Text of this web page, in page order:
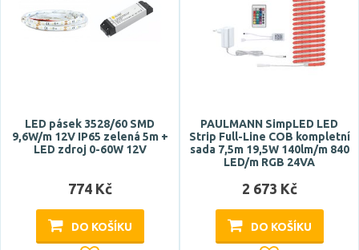
Určení
Průměrná životnost
15000 h
20000 h
25000 h
LED pásek 3528/60 SMD
9,6W/m 12V IP65 zelená 5m +
LED zdroj 0-60W 12V
774 Kč
DO KOŠÍKU
PAULMANN SimpLED LED
Strip Full-Line COB kompletní
sada 7,5m 19,5W 140lm/m 840
LED/m RGB 24VA
2 673 Kč
DO KOŠÍKU